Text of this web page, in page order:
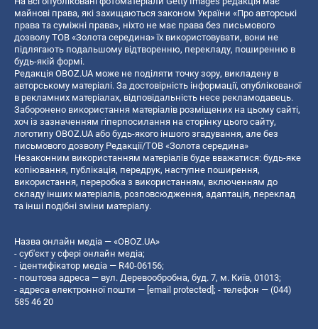
майнові права, які захищаються законом України «Про авторські
права та суміжні права», ніхто не має права без письмового
дозволу ТОВ «Золота середина» їх використовувати, вони не
підлягають подальшому відтворенню, перекладу, поширенню в
будь-якій формі.
Редакція OBOZ.UA може не поділяти точку зору, викладену в
авторському матеріалі. За достовірність інформації, опублікованої
в рекламних матеріалах, відповідальність несе рекламодавець.
Заборонено використання матеріалів розміщених на цьому сайті,
хоч із зазначенням гіперпосилання на сторінку цього сайту,
логотипу OBOZ.UA або будь-якого іншого згадування, але без
письмового дозволу Редакції/ТОВ «Золота середина»
Незаконним використанням матеріалів буде вважатися: будь-яке
копiювання, публiкацiя, передрук, наступне поширення,
використання, переробка з використанням, включенням до
складу інших матеріалів, розповсюдження, адаптація, переклад
та інші подібні зміни матеріалу.
Назва онлайн медіа — «OBOZ.UA»
- суб'єкт у сфері онлайн медіа;
- ідентифікатор медіа — R40-06156;
- поштова адреса — вул. Деревообробна, буд. 7, м. Київ, 01013;
- адреса електронної пошти — [email protected] ; - телефон — (044)
585 46 20